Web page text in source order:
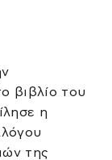
βιβλίο του
η
της